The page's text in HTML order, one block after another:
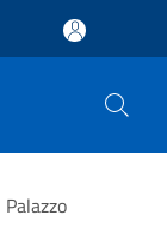
Palazzo